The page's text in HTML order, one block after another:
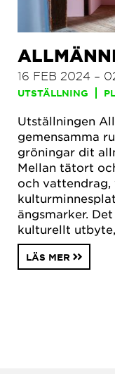
16 FEB 2024 –
UTSTÄLLNING
Utställningen
gemensamma
gröningar dit
Mellan tätort
och
ängsmarker.
kulturellt
LÄS MER